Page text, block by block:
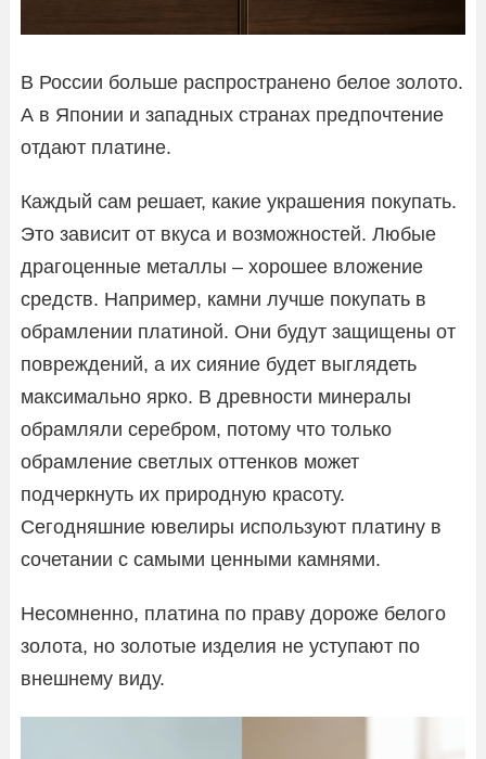
В России больше распространено белое золото.
А в Японии и западных странах предпочтение
отдают платине.
Каждый сам решает, какие украшения покупать.
Это зависит от вкуса и возможностей. Любые
драгоценные металлы – хорошее вложение
средств. Например, камни лучше покупать в
обрамлении платиной. Они будут защищены от
повреждений, а их сияние будет выглядеть
максимально ярко. В древности минералы
обрамляли серебром, потому что только
обрамление светлых оттенков может
подчеркнуть их природную красоту.
Сегодняшние ювелиры используют платину в
сочетании с самыми ценными камнями.
Несомненно, платина по праву дороже белого
золота, но золотые изделия не уступают по
внешнему виду.